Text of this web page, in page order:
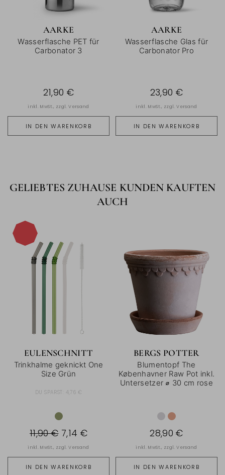
AARKE
Wasserflasche PET für
Carbonator 3
IN DEN WARENKORB
21,90 €
inkl. MwSt., zzgl.Versand
AARKE
Wasserflasche Glas für
Carbonator Pro
IN DEN WARENKORB
23,90 €
inkl. MwSt., zzgl.Versand
GELIEBTES ZUHAUSE KUNDEN KAUFTEN
AUCH
EULENSCHNITT
Trinkhalme geknickt One
Size Grün
DU SPARST: 4,76 €
IN DEN WARENKORB
11,90 € 7,14 €
inkl. MwSt., zzgl.Versand
BERGS POTTER
Blumentopf The
Københavner Raw Pot inkl.
Untersetzer ⌀ 30 cm rose
IN DEN WARENKORB
28,90 €
inkl. MwSt., zzgl.Versand